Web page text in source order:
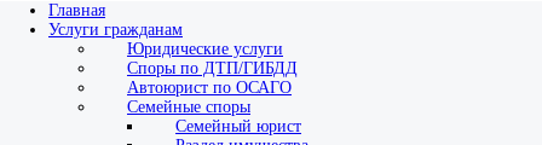
Главная
Услуги гражданам
Юридические услуги
Споры по ДТП/ГИБДД
Автоюрист по ОСАГО
Семейные споры
Семейный юрист